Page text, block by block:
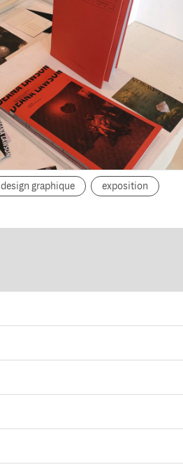
design graphique exposition